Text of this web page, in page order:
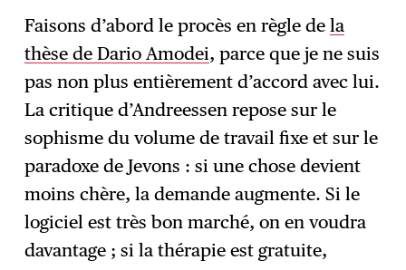
Faisons d’abord le procès en règle dela
thèse de Dario Amodei, parce que je ne suis
pas non plus entièrement d’accord avec lui.
La critique d’Andreessen repose sur le
sophisme du volume de travail fixe et sur le
paradoxe de Jevons : si une chose devient
moins chère, la demande augmente. Si le
logiciel est très bon marché, on en voudra
davantage ; si la thérapie est gratuite,